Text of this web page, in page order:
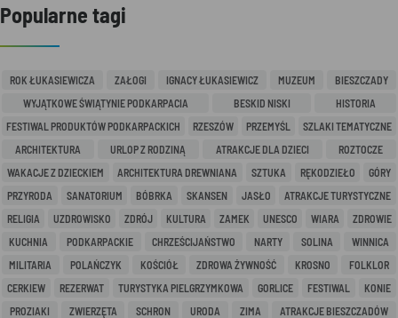
Popularne tagi
ROK ŁUKASIEWICZA ZAŁOGI IGNACY ŁUKASIEWICZ MUZEUM
BIESZCZADY
WYJĄTKOWE ŚWIĄTYNIE PODKARPACIA
BESKID NISKI
HISTORIA
FESTIWAL PRODUKTÓW PODKARPACKICH
RZESZÓW PRZEMYŚL
SZLAKI TEMATYCZNE
ARCHITEKTURA
URLOP Z RODZINĄ ATRAKCJE DLA DZIECI
ROZTOCZE
WAKACJE Z DZIECKIEM
ARCHITEKTURA DREWNIANA SZTUKA RĘKODZIEŁO
GÓRY
PRZYRODA
SANATORIUM BÓBRKA SKANSEN JASŁO
ATRAKCJE TURYSTYCZNE
RELIGIA
UZDROWISKO ZDRÓJ KULTURA ZAMEK UNESCO WIARA
ZDROWIE
KUCHNIA
PODKARPACKIE CHRZEŚCIJAŃSTWO NARTY SOLINA
WINNICA
MILITARIA
POLAŃCZYK KOŚCIÓŁ ZDROWA ŻYWNOŚĆ KROSNO
FOLKLOR
CERKIEW
REZERWAT TURYSTYKA PIELGRZYMKOWA GORLICE FESTIWAL
KONIE
PROZIAKI
ZWIERZĘTA SCHRON URODA ZIMA
ATRAKCJE BIESZCZADÓW